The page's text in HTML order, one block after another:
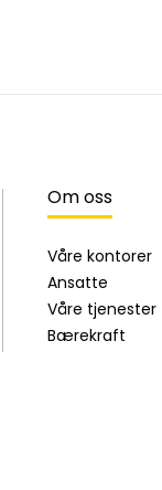
Om oss
Våre kontorer
Ansatte
Våre tjenester
Bærekraft